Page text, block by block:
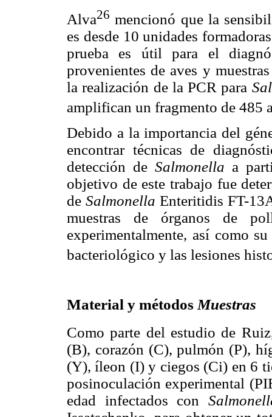
Alva26 mencionó que la
es desde 10 unidades
prueba es útil para el
provenientes de aves y
la realización de la PCR para
amplifican un fragmento de 485
Debido a la importancia del
encontrar técnicas de
detección de Salmonella a
objetivo de este trabajo fue
deSalmonella Enteritidis FT-
muestras de órganos de
experimentalmente, así como
bacteriológico y las lesiones
Material y métodos Muestras
Como parte del estudio de
(B), corazón (C), pulmón (P),
(Y), íleon (I) y ciegos (Ci) en 6
posinoculación experimental
edad infectados con